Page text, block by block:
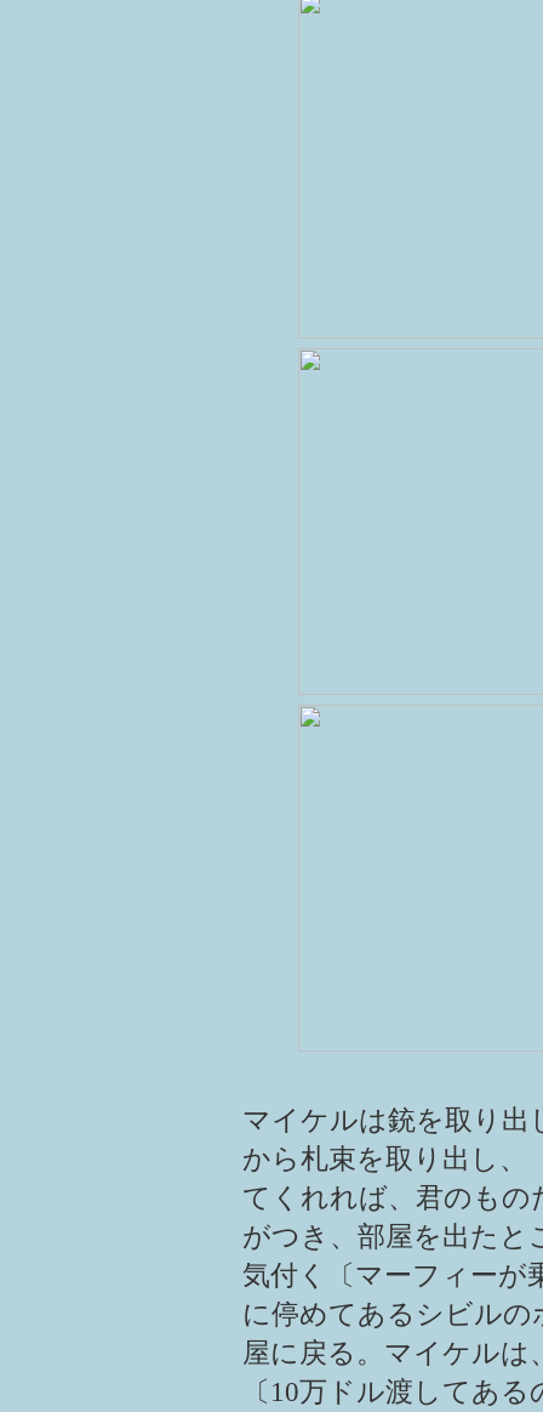
マイケルは銃を取り出
から札束を取り出し、
てくれれば、君のもの
がつき、部屋を出たと
気付く〔マーフィーが
に停めてあるシビルの
屋に戻る。マイケル
〔10万ドル渡してあ